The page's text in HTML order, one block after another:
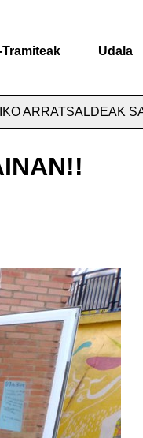
Tramiteak Udala
ARRATSALDEAK